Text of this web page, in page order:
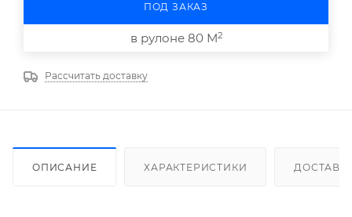
ПОД ЗАКАЗ
в рулоне 80 М2
Рассчитать доставку
ОПИСАНИЕ ХАРАКТЕРИСТИКИ